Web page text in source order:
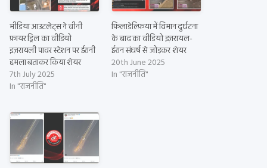
मीडिया आउटलेट्स ने चीनी
फ़ायर ड्रिल का वीडियो
इज़रायली पावर स्टेशन पर ईरानी
हमला बताकर किया शेयर
7th July 2025
In "राजनीति"
फ़िलाडेल्फ़िया में विमान दुर्घटना
के बाद का वीडियो इज़रायल-
ईरान संघर्ष से जोड़कर शेयर
20th June 2025
In "राजनीति"